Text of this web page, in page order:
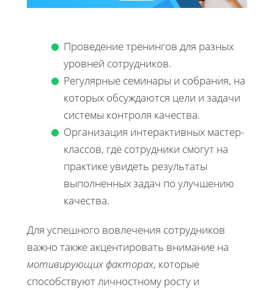
Проведение тренингов для разных
уровней сотрудников.
Регулярные семинары и собрания, на
которых обсуждаются цели и задачи
системы контроля качества.
Организация интерактивных мастер-
классов, где сотрудники смогут на
практике увидеть результаты
выполненных задач по улучшению
качества.
Для успешного вовлечения сотрудников
важно также акцентировать внимание на
мотивирующих факторах, которые
способствуют личностному росту и